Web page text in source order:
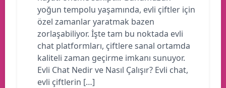
yoğun tempolu yaşamında, evli çiftler için
özel zamanlar yaratmak bazen
zorlaşabiliyor. İşte tam bu noktada evli
chat platformları, çiftlere sanal ortamda
kaliteli zaman geçirme imkanı sunuyor.
Evli Chat Nedir ve Nasıl Çalışır? Evli chat,
evli çiftlerin […]